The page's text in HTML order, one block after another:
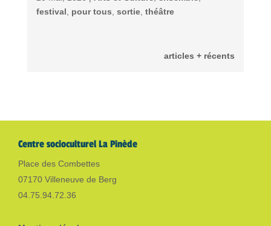
festival
pour tous sortie, théâtre
articles + récents
Centre socioculturel La Pinède
Place des Combettes
07170 Villeneuve de Berg
04.75.94.72.36